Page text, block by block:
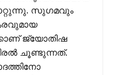
സുഗമവും
ജ്യോതിഷ
ചൂണ്ടുന്നത്.